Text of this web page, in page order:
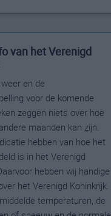
van het Verenigd
en de
voor de komende
zeggen niets over hoe
maanden kan zijn.
hebben van hoe het
is in het Verenigd
hebben wij handige
het Verenigd Koninkrijk.
temperaturen, de